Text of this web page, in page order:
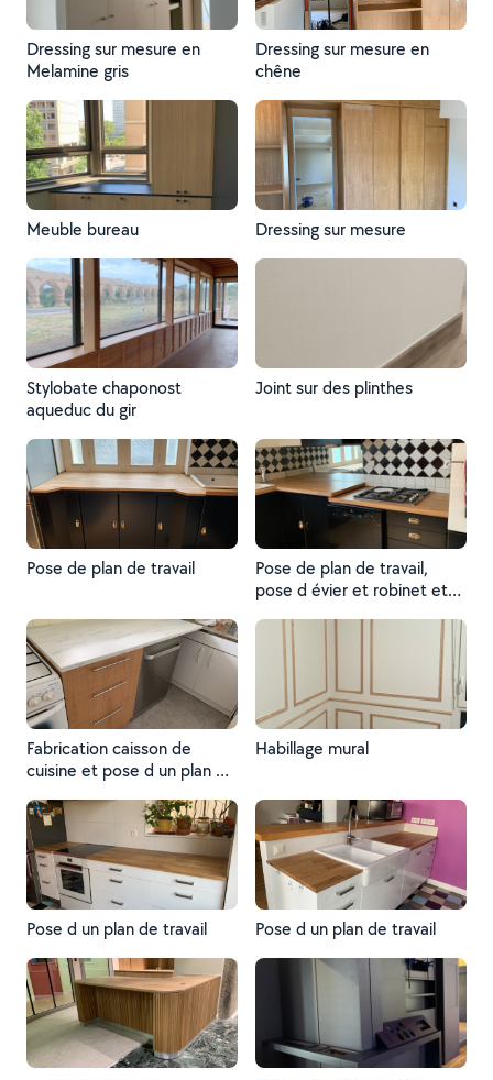
Dressing sur mesure en
Melamine gris
Dressing sur mesure en
chêne
Meuble bureau Dressing sur mesure
Stylobate chaponost
aqueduc du gir
Joint sur des plinthes
Pose de plan de travail
Pose de plan de travail,
pose d évier et robinet et
Fabrication caisson de
cuisine et pose d un plan de
Habillage mural
Pose d un plan de travail Pose d un plan de travail